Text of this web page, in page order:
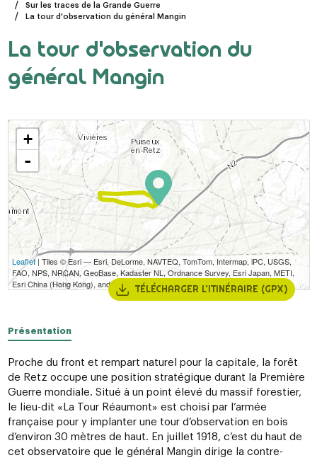
Sur les traces de la Grande Guerre
La tour d'observation du général Mangin
La tour d'observation du
général Mangin
+
-
Leaflet| Tiles © Esri — Esri, DeLorme, NAVTEQ, TomTom, Intermap, iPC, USGS,
FAO, NPS, NRCAN, GeoBase, Kadaster NL, Ordnance Survey, Esri Japan, METI,
Esri China (Hong Kong), and the GIS User CommunityTÉLÉCHARGER L'ITINÉRAIRE (GPX)
Présentation
Proche du front et rempart naturel pour la capitale, la forêt
de Retz occupe une position stratégique durant la Première
Guerre mondiale. Situé à un point élevé du massif forestier,
le lieu-dit «La Tour Réaumont» est choisi par l’armée
française pour y implanter une tour d’observation en bois
d’environ 30 mètres de haut. En juillet 1918, c’est du haut de
cet observatoire que le général Mangin dirige la contre-